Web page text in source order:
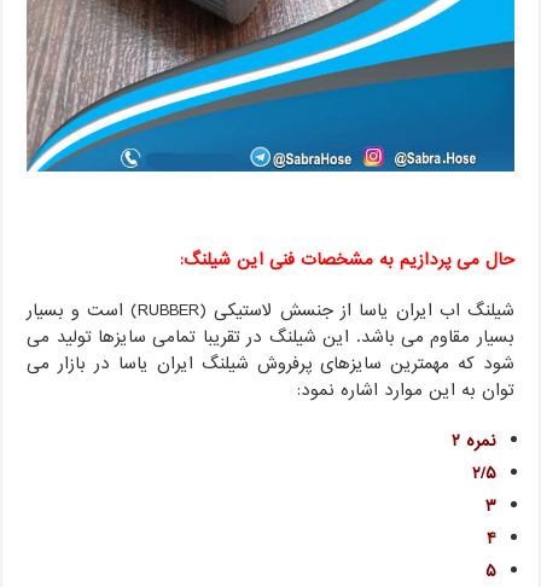
حال می پردازیم به مشخصات فنی این شیلنگ:
شیلنگ اب ایران یاسا از جنسش لاستیکی (RUBBER) است و بسیار
بسیار مقاوم می باشد. این شیلنگ در تقریبا تمامی سایزها تولید می
شود که مهمترین سایزهای پرفروش شیلنگ ایران یاسا در بازار می
توان به این موارد اشاره نمود:
نمره ۲
۲/۵
۳
۴
۵